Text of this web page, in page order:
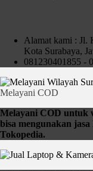
Alamat kami : Jl.
Kota Surabaya,
081230401855 -
Melayani COD
Melayani COD untuk
bisa mengunakan
Tokopedia.